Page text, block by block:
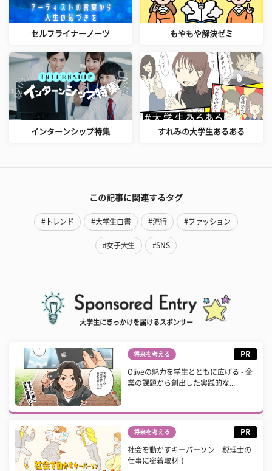
セルフライナーノーツ もやもや解決ゼミ
インターンシップ特集 すれみの大学生あるある
この記事に関連するタグ
#トレンド #大学生白書 #流行 #ファッション
#女子大生 #SNS
大学生にきっかけを届けるスポンサー
将来を考える PR
Oliveの魅力を学生とともに広げる - 企
業の課題から創出した実践的な...
将来を考える PR
社会を動かすキーパーソン 税理士の
仕事に密着取材！